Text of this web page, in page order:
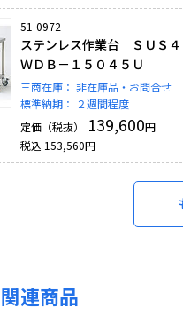
51-0972
ステンレス作業台 ＳＵＳ４
ＷＤＢ－１５０４５Ｕ
三商在庫： 非在庫品・お問合せ
標準納期：
２週間程度
定価（税抜）
139,600円
税込 153,560円
連商品